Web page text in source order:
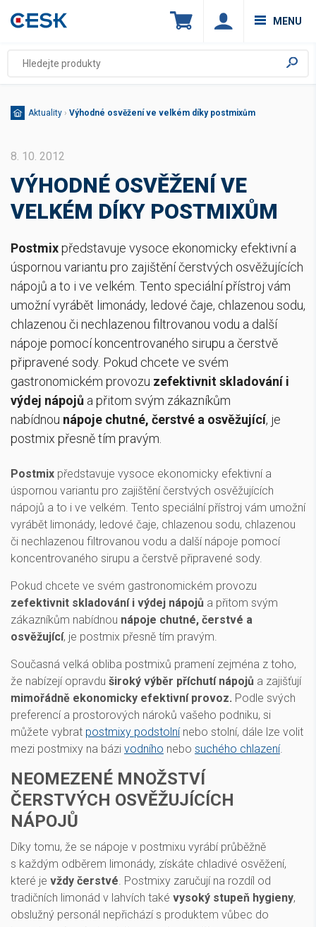
MENU
Aktuality › Výhodné osvěžení ve velkém díky postmixům
8. 10. 2012
VÝHODNÉ OSVĚŽENÍ VE
VELKÉM DÍKY POSTMIXŮM
Postmixpředstavuje vysoce ekonomicky efektivní a
úspornou variantu pro zajištění čerstvých osvěžujících
nápojů a to i ve velkém. Tento speciální přístroj vám
umožní vyrábět limonády, ledové čaje, chlazenou sodu,
chlazenou či nechlazenou filtrovanou vodu a další
nápoje pomocí koncentrovaného sirupu a čerstvě
připravené sody. Pokud chcete ve svém
gastronomickém provozu zefektivnit skladování i
výdej nápojů a přitom svým zákazníkům
nabídnou nápoje chutné, čerstvé a osvěžující, je
postmix přesně tím pravým.
Postmix představuje vysoce ekonomicky efektivní a
úspornou variantu pro zajištění čerstvých osvěžujících
nápojů a to i ve velkém. Tento speciální přístroj vám umožní
vyrábět limonády, ledové čaje, chlazenou sodu, chlazenou
či nechlazenou filtrovanou vodu a další nápoje pomocí
koncentrovaného sirupu a čerstvě připravené sody.
Pokud chcete ve svém gastronomickém provozu
zefektivnit skladování i výdej nápojů a přitom svým
zákazníkům nabídnou nápoje chutné, čerstvé a
osvěžující, je postmix přesně tím pravým.
Současná velká obliba postmixů pramení zejména z toho,
že nabízejí opravdu široký výběr příchutí nápojů a zajišťují
mimořádně ekonomicky efektivní provoz. Podle svých
preferencí a prostorových nároků vašeho podniku, si
můžete vybrat postmixy podstolnínebo stolní, dále lze volit
mezi postmixy na bázi vodního nebo suchého chlazení.
NEOMEZENÉ MNOŽSTVÍ
ČERSTVÝCH OSVĚŽUJÍCÍCH
NÁPOJŮ
Díky tomu, že se nápoje v postmixu vyrábí průběžně
s každým odběrem limonády, získáte chladivé osvěžení,
které je vždy čerstvé. Postmixy zaručují na rozdíl od
tradičních limonád v lahvích také vysoký stupeň hygieny,
obslužný personál nepřichází s produktem vůbec do